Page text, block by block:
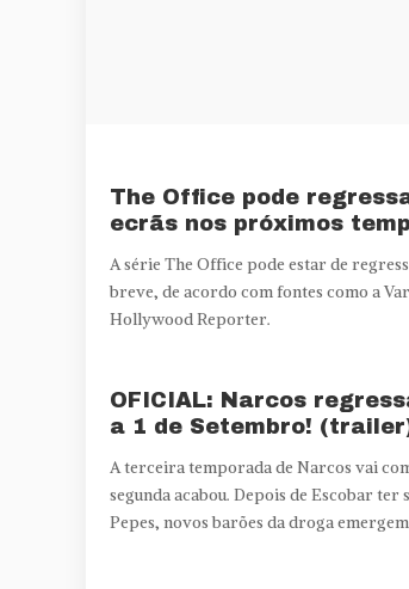
The Office pode
ecrãs nos próximos
A série The Office pode estar de
breve, de acordo com fontes como a
Hollywood Reporter.
OFICIAL: Narcos
a 1 de Setembro!
A terceira temporada de Narcos vai
segunda acabou. Depois de Escobar
Pepes, novos barões da droga